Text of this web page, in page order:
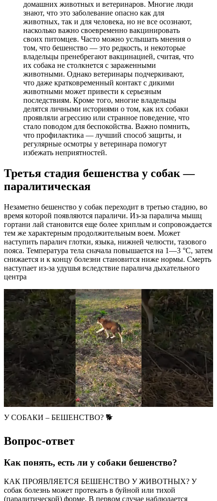
домашних животных и ветеринаров. Многие люди
знают, что это заболевание опасно как для
животных, так и для человека, но не все осознают,
насколько важно своевременно вакцинировать
своих питомцев. Часто можно услышать мнения о
том, что бешенство — это редкость, и некоторые
владельцы пренебрегают вакцинацией, считая, что
их собака не столкнется с зараженными
животными. Однако ветеринары подчеркивают,
что даже кратковременный контакт с дикими
животными может привести к серьезным
последствиям. Кроме того, многие владельцы
делятся личными историями о том, как их собаки
проявляли агрессию или странное поведение, что
стало поводом для беспокойства. Важно помнить,
что профилактика — лучший способ защиты, и
регулярные осмотры у ветеринара помогут
избежать неприятностей.
Третья стадия бешенства у собак —
паралитическая
Незаметно бешенствo у собак переходит в третью стадию, во
время которой появляются параличи. Из-за паралича мышц
гортани лай становится еще более хриплым и сопровождается
тем же характерным продолжительным воем. Может
наступить паралич глотки, языка, нижней челюсти, тазового
пояса. Температура тела сначала повышается на 1—3 °С, затем
снижается и к концу болезни становится ниже нормы. Смерть
наступает из-за удушья вследствие паралича дыхательного
центра
У СОБАКИ – БЕШЕНСТВО? 🐕
Вопрос-ответ
Как понять, есть ли у собаки бешенство?
КАК ПРОЯВЛЯЕТСЯ БЕШЕНСТВО У ЖИВОТНЫХ? У
собак болезнь может протекать в буйной или тихой
(паралитической) форме. В первом случае наблюдается